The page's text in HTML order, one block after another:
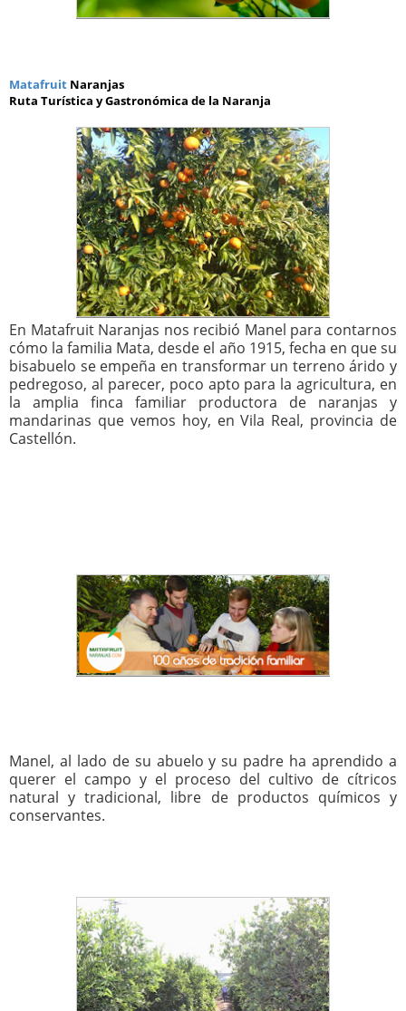
Matafruit Naranjas
Ruta Turística y Gastronómica de la Naranja
En Matafruit Naranjas nos recibió Manel para contarnos
cómo la familia Mata, desde el año 1915, fecha en que su
bisabuelo se empeña en transformar un terreno árido y
pedregoso, al parecer, poco apto para la agricultura, en
la amplia finca familiar productora de naranjas y
mandarinas que vemos hoy, en Vila Real, provincia de
Castellón.
Manel, al lado de su abuelo y su padre ha aprendido a
querer el campo y el proceso del cultivo de cítricos
natural y tradicional, libre de productos químicos y
conservantes.